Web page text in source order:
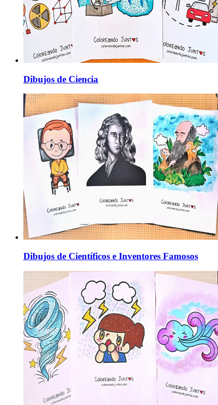
Dibujos de Ciencia
Dibujos de Científicos e Inventores Famosos